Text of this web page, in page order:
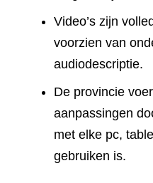
Video’s zijn
voorzien van
audiodescriptie.
De provincie
aanpassingen
met elke pc,
gebruiken is.